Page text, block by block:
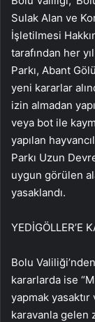
Sulak Alan ve
İşletilmesi
tarafından her
Parkı, Abant
yeni kararlar
izin almadan
veya bot ile
yapılan
Parkı Uzun
uygun görülen
yasaklandı.
YEDİGÖLLER’E
Bolu
kararlarda ise
yapmak
karavanla gelen